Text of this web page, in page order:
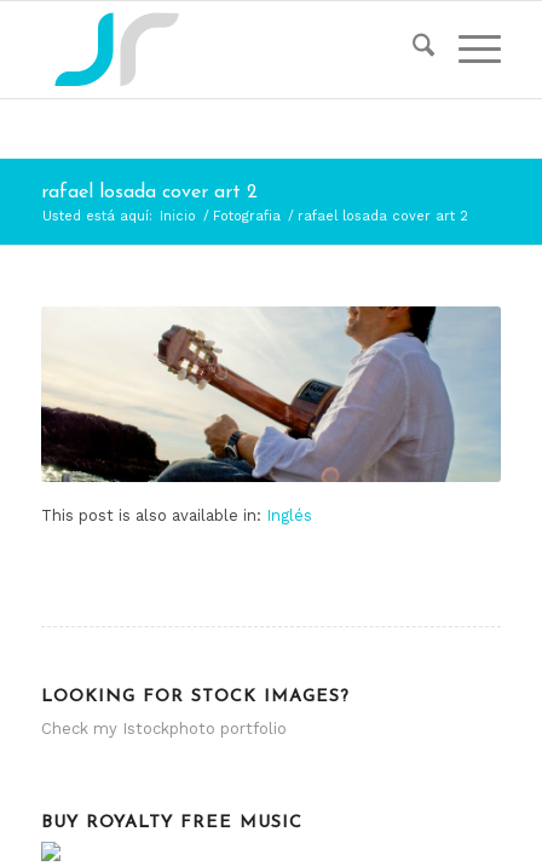
rafael losada cover art 2
Usted está aquí: Inicio / Fotografia / rafael losada cover art 2
This post is also available in: Inglés
LOOKING FOR STOCK IMAGES?
Check my Istockphoto portfolio
BUY ROYALTY FREE MUSIC